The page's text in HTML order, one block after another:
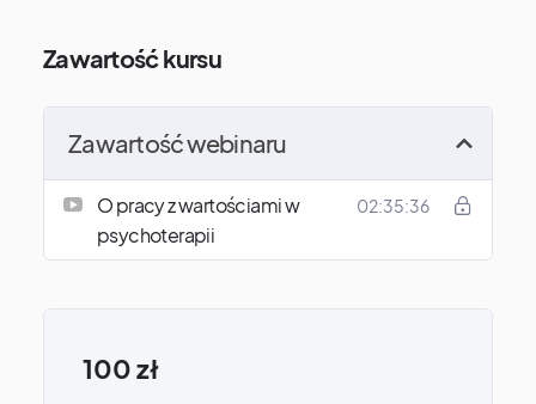
Zawartość kursu
Zawartość webinaru
O pracy z wartościami w
psychoterapii
02:35:36
100zł